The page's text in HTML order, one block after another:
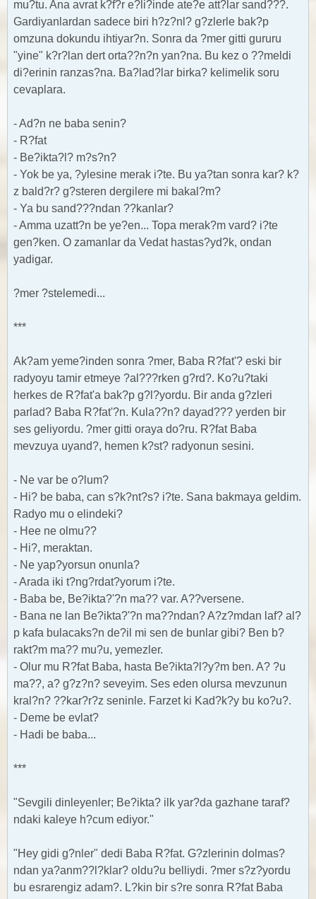
mu?tu. Ana avrat k?f?r e?li?inde ate?e att?lar sand???.
Gardiyanlardan sadece biri h?z?nl? g?zlerle bak?p
omzuna dokundu ihtiyar?n. Sonra da ?mer gitti gururu
"yine" k?r?lan dert orta??n?n yan?na. Bu kez o ??meldi
di?erinin ranzas?na. Ba?lad?lar birka? kelimelik soru
cevaplara.
- Ad?n ne baba senin?
- R?fat
- Be?ikta?l? m?s?n?
- Yok be ya, ?ylesine merak i?te. Bu ya?tan sonra kar? k?
z bald?r? g?steren dergilere mi bakal?m?
- Ya bu sand???ndan ??kanlar?
- Amma uzatt?n be ye?en... Topa merak?m vard? i?te
gen?ken. O zamanlar da Vedat hastas?yd?k, ondan
yadigar.
?mer ?stelemedi...
***
Ak?am yeme?inden sonra ?mer, Baba R?fat'? eski bir
radyoyu tamir etmeye ?al???rken g?rd?. Ko?u?taki
herkes de R?fat'a bak?p g?l?yordu. Bir anda g?zleri
parlad? Baba R?fat'?n. Kula??n? dayad??? yerden bir
ses geliyordu. ?mer gitti oraya do?ru. R?fat Baba
mevzuya uyand?, hemen k?st? radyonun sesini.
- Ne var be o?lum?
- Hi? be baba, can s?k?nt?s? i?te. Sana bakmaya geldim.
Radyo mu o elindeki?
- Hee ne olmu??
- Hi?, meraktan.
- Ne yap?yorsun onunla?
- Arada iki t?ng?rdat?yorum i?te.
- Baba be, Be?ikta?'?n ma?? var. A??versene.
- Bana ne lan Be?ikta?'?n ma??ndan? A?z?mdan laf? al?
p kafa bulacaks?n de?il mi sen de bunlar gibi? Ben b?
rakt?m ma?? mu?u, yemezler.
- Olur mu R?fat Baba, hasta Be?ikta?l?y?m ben. A? ?u
ma??, a? g?z?n? seveyim. Ses eden olursa mevzunun
kral?n? ??kar?r?z seninle. Farzet ki Kad?k?y bu ko?u?.
- Deme be evlat?
- Hadi be baba...
***
"Sevgili dinleyenler; Be?ikta? ilk yar?da gazhane taraf?
ndaki kaleye h?cum ediyor."
"Hey gidi g?nler" dedi Baba R?fat. G?zlerinin dolmas?
ndan ya?anm??l?klar? oldu?u belliydi. ?mer s?z?yordu
bu esrarengiz adam?. L?kin bir s?re sonra R?fat Baba